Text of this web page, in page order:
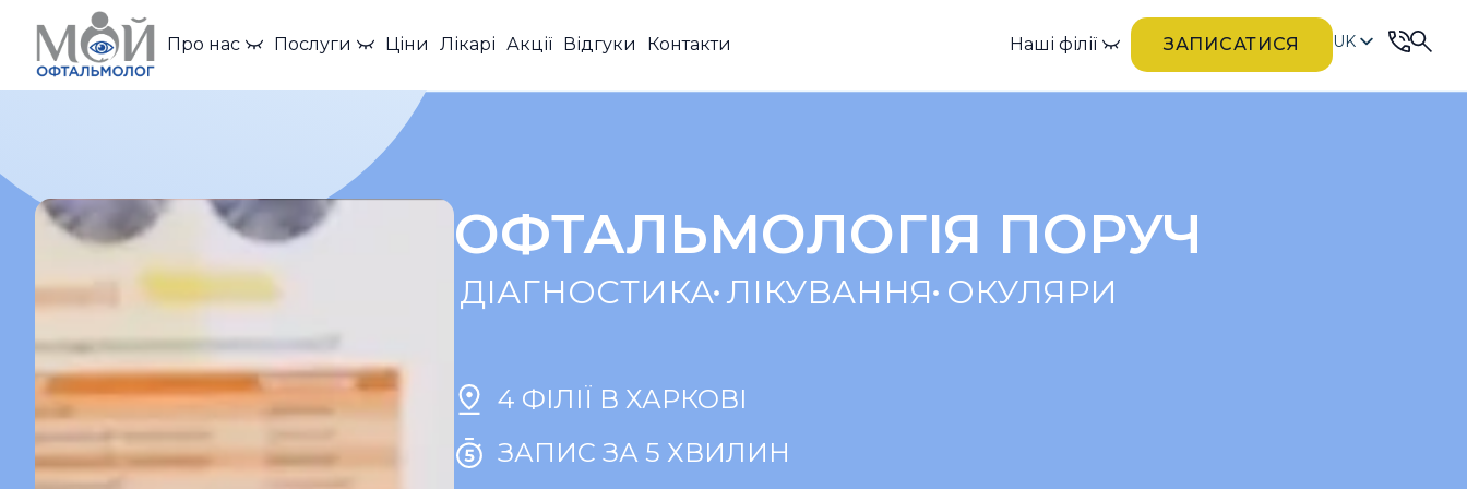
Про нас Послуги Ціни Лікарі Акції Відгуки Контакти Наші філії ЗАПИСАТИСЯ
UK
ОФТАЛЬМОЛОГІЯ ПОРУЧ
ДІАГНОСТИКА ЛІКУВАННЯ ОКУЛЯРИ
4 ФІЛІЇ В ХАРКОВІ
ЗАПИС ЗА 5 ХВИЛИН